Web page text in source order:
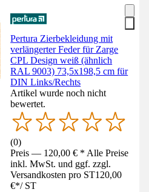
Pertura Zierbekleidung mit
verlängerter Feder für Zarge
CPL Design weiß (ähnlich
RAL 9003) 73,5x198,5 cm für
DIN Links/Rechts
Artikel wurde noch nicht
bewertet.
(0)
Preis — 120,00 € * Alle Preise
inkl. MwSt. und ggf. zzgl.
Versandkosten pro ST120,00
€*/ ST